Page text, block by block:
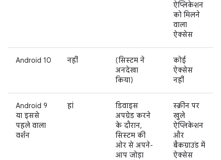
ऐप्लिकेशन
को मिलने
वाला
ऐक्सेस
Android 10 नहीं
(सिस्टम ने
अनदेखा
किया)
कोई
ऐक्सेस
नहीं
Android 9
या इससे
पहले वाला
वर्शन
हां
डिवाइस
अपग्रेड करने
के दौरान,
सिस्टम की
ओर से अपने-
आप जोड़ा
स्क्रीन पर
खुले
ऐप्लिकेशन
और
बैकग्राउंड में
ऐक्सेस